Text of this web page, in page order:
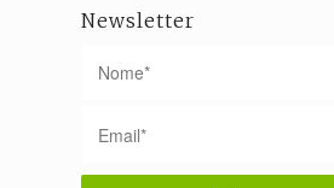
Newsletter